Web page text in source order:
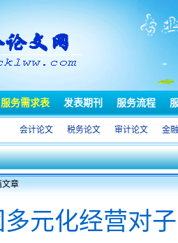
服务需求表 发表期刊 服务流程
会计论文 税务论文 审计论文 金
章
元化经营对